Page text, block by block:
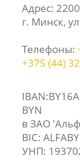
Адрес:
г. Минск,
Телефоны:
+375 (44)
BYN
в ЗАО
BIC:
УНП: